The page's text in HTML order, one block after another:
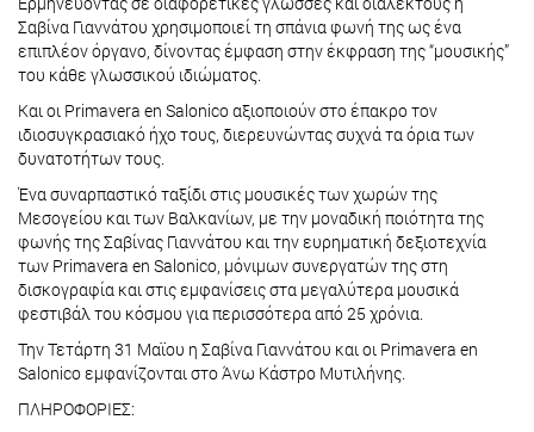
Σαβίνα Γιαννάτου χρησιμοποιεί τη σπάνια φωνή της ως ένα
επιπλέον όργανο, δίνοντας έμφαση στην έκφραση της “μουσικής”
του κάθε γλωσσικού ιδιώματος.
Και οι Primavera en Salonico αξιοποιούν στο έπακρο τον
ιδιοσυγκρασιακό ήχο τους, διερευνώντας συχνά τα όρια των
δυνατοτήτων τους.
Ένα συναρπαστικό ταξίδι στις μουσικές των χωρών της
Μεσογείου και των Βαλκανίων, με την μοναδική ποιότητα της
φωνής της Σαβίνας Γιαννάτου και την ευρηματική δεξιοτεχνία
των Primavera en Salonico, μόνιμων συνεργατών της στη
δισκογραφία και στις εμφανίσεις στα μεγαλύτερα μουσικά
φεστιβάλ του κόσμου για περισσότερα από 25 χρόνια.
Την Τετάρτη 31 Μαϊου η Σαβίνα Γιαννάτου και οι Primavera en
Salonico εμφανίζονται στο Άνω Κάστρο Μυτιλήνης.
ΠΛΗΡΟΦΟΡΙΕΣ: